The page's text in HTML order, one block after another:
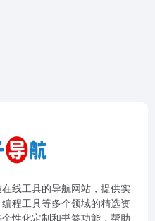
线工具的导航网站，提供实
程工具等多个领域的精选资
性化定制和书签功能，帮助